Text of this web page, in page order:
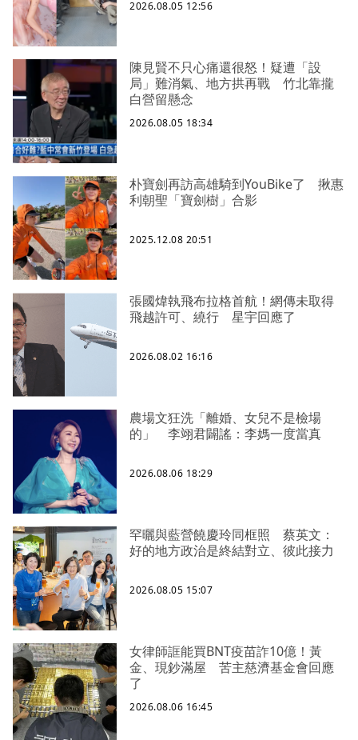
2026.08.05 12:56
陳見賢不只心痛還很怒！疑遭「設
局」難消氣、地方拱再戰 竹北靠攏
白營留懸念
2026.08.05 18:34
朴寶劍再訪高雄騎到YouBike了 揪惠
利朝聖「寶劍樹」合影
2025.12.08 20:51
張國煒執飛布拉格首航！網傳未取得
飛越許可、繞行 星宇回應了
2026.08.02 16:16
農場文狂洗「離婚、女兒不是檢場
的」 李翊君闢謠：李媽一度當真
2026.08.06 18:29
罕曬與藍營饒慶玲同框照 蔡英文：
好的地方政治是終結對立、彼此接力
2026.08.05 15:07
女律師誆能買BNT疫苗詐10億！黃
金、現鈔滿屋 苦主慈濟基金會回應
了
2026.08.06 16:45